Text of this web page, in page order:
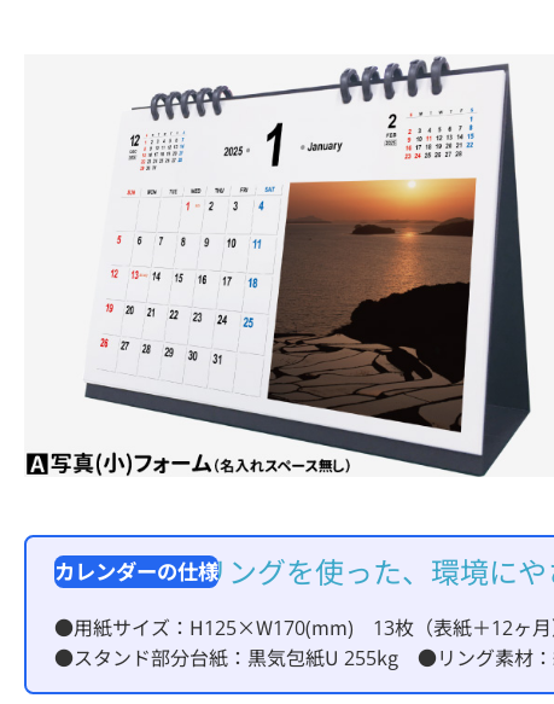
紙製のエコリングを使った、環境に
●用紙サイズ：H125×W170(mm) 13枚（表紙＋12
●スタンド部分台紙：黒気包紙U 255kg ●リング素材：